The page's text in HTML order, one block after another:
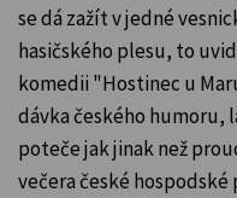
se dá zažít v jedné
hasičského plesu, to
komedii "Hostinec u
dávka českého humoru,
poteče jak jinak než
večera české